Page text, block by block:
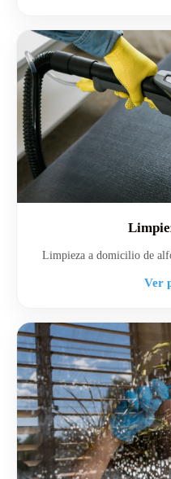
Limpieza a domicilio de
Ver